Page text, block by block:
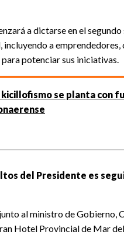
a dictarse en el
a
potenciar sus iniciativas.
kicillofismo se planta con
del Presidente es
al ministro de Gobierno,
Hotel Provincial de Mar